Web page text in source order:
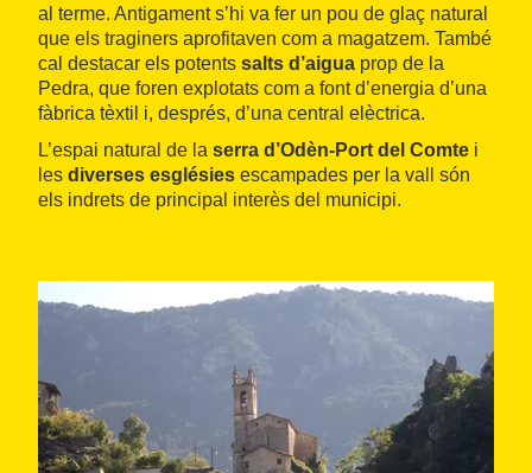
al terme. Antigament s’hi va fer un pou de glaç natural
que els traginers aprofitaven com a magatzem. També
cal destacar els potents salts d’aigua prop de la
Pedra, que foren explotats com a font d’energia d’una
fàbrica tèxtil i, després, d’una central elèctrica.
L’espai natural de la serra d’Odèn-Port del Comte i
les diverses esglésies escampades per la vall són
els indrets de principal interès del municipi.